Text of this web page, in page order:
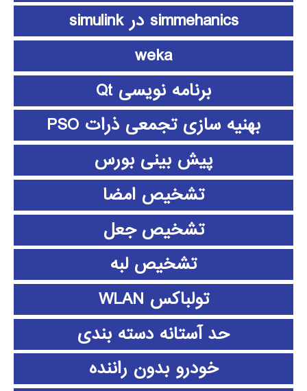
simmehanics در simulink
weka
برنامه نویسی Qt
بهنیه سازی تجمعی ذرات PSO
پیش بینی بورس
تشخیص امضا
تشخیص جعل
تشخیص لبه
تولباکس WLAN
حد آستانه دسته بندی
خودرو بدون راننده